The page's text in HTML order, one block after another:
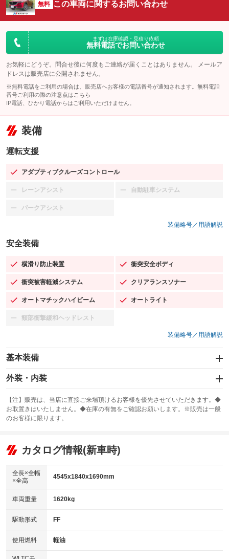
無料 この車両に関するお問い合わせ
まずは在庫確認・見積り依頼
無料電話でお問い合わせ
お気軽にどうぞ。問合せ後に何度もご連絡が届くことはありません。 メールア
ドレスは販売店に公開されません。
※無料電話をご利用の場合は、販売店へお客様の電話番号が通知されます。無料電話
番号ご利用の際の注意点は こちら
IP電話、ひかり電話からはご利用いただけません。
装備
運転支援
アダプティブクルーズコントロール
：装備あり
レーンアシスト
：装備なし 自動駐車システム
：装備なし
パークアシスト
：装備なし
装備略号／用語解説
安全装備
横滑り防止装置
：装備あり 衝突安全ボディ
：装備あり
衝突被害軽減システム
：装備あり クリアランスソナー
：装備あり
オートマチックハイビーム
：装備あり オートライト
：装備あり
頸部衝撃緩和ヘッドレスト
：装備なし
装備略号／用語解説
基本装備
エアバッグ：運転席/助手席/サイド
：装備あり
：装備なし
サンルーフ
：装備なし ABS
リフトアップ
：装備なし
：装備なし
パワーウィンドウ
アイドリングストップ
：装備あり
USB入力端子
：装備あり
100V電源
：装備なし
センターデフロック
外装・内装
カーナビ：SDナビ
：装備あり
TV：フルセグ
：装備あり
ビジュアル：-／DVD再生
：装備あり
アルミホイール：17インチ
：装備あり
HID(キセノンライト)
バックカメラ
【注】販売は、当店に直接ご来場頂けるお客様を優先させていただきます。◆
お取置きはいたしません。◆在庫の有無をご確認お願いします。※販売は一般
のお客様に限ります。
カタログ情報(新車時)
全長×全幅
×全高
4545x1840x1690mm
車両重量 1620kg
駆動形式 FF
使用燃料 軽油